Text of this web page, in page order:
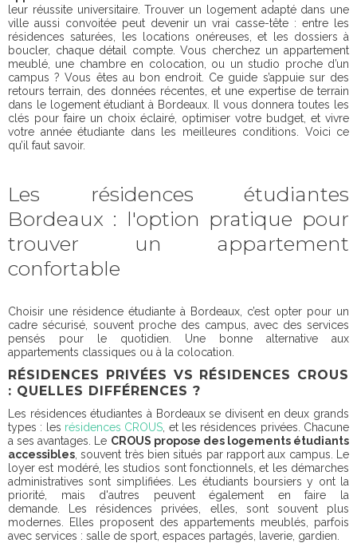
leur réussite universitaire. Trouver un logement adapté dans une
ville aussi convoitée peut devenir un vrai casse-tête : entre les
résidences saturées, les locations onéreuses, et les dossiers à
boucler, chaque détail compte. Vous cherchez un appartement
meublé, une chambre en colocation, ou un studio proche d’un
campus ? Vous êtes au bon endroit. Ce guide s’appuie sur des
retours terrain, des données récentes, et une expertise de terrain
dans le logement étudiant à Bordeaux. Il vous donnera toutes les
clés pour faire un choix éclairé, optimiser votre budget, et vivre
votre année étudiante dans les meilleures conditions. Voici ce
qu’il faut savoir.
Les résidences étudiantes
Bordeaux : l'option pratique pour
trouver un appartement
confortable
Choisir une résidence étudiante à Bordeaux, c’est opter pour un
cadre sécurisé, souvent proche des campus, avec des services
pensés pour le quotidien. Une bonne alternative aux
appartements classiques ou à la colocation.
RÉSIDENCES PRIVÉES VS RÉSIDENCES CROUS
: QUELLES DIFFÉRENCES ?
Les résidences étudiantes à Bordeaux se divisent en deux grands
types : les résidences CROUS , et les résidences privées. Chacune
a ses avantages. Le CROUS propose des logements étudiants
accessibles , souvent très bien situés par rapport aux campus. Le
loyer est modéré, les studios sont fonctionnels, et les démarches
administratives sont simplifiées. Les étudiants boursiers y ont la
priorité, mais d'autres peuvent également en faire la
demande. Les résidences privées, elles, sont souvent plus
modernes. Elles proposent des appartements meublés, parfois
avec services : salle de sport, espaces partagés, laverie, gardien.